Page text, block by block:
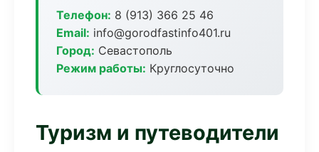
Телефон: 8 (913) 366 25 46
Email: info@gorodfastinfo401.ru
Город: Севастополь
Режим работы: Круглосуточно
Туризм и путеводители